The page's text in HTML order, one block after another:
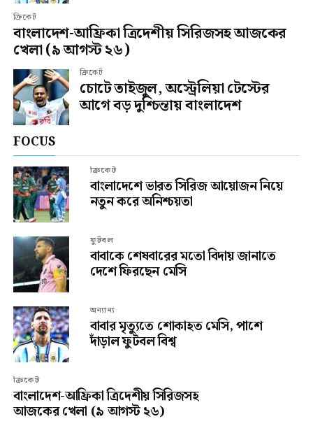
ক্রিকেট
বাংলাদেশ-আফ্রিকা ত্রিদেশীয় সিরিজসহ আজকের
খেলা (৯ আগস্ট ২৬)
ক্রিকেট
চোটে তাইজুল, অস্ট্রেলিয়া টেস্টের
আগে বড় দুশ্চিন্তায় বাংলাদেশ
FOCUS
ক্রিকেট
বাংলাদেশে ভারত সিরিজ আয়োজন নিয়ে
নতুন করে অনিশ্চয়তা
ফুটবল
বাবাকে শেষবারের মতো বিদায় জানাতে
দেশে ফিরছেন মেসি
অন্যান্য
বাবার মৃত্যুতে শোকাহত মেসি, পাশে
দাঁড়াল ফুটবল বিশ্ব
ক্রিকেট
বাংলাদেশ-আফ্রিকা ত্রিদেশীয় সিরিজসহ
আজকের খেলা (৯ আগস্ট ২৬)